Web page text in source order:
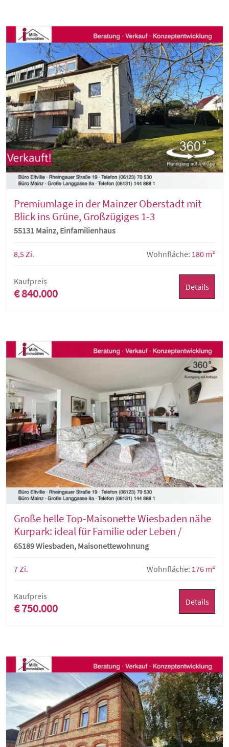
Premiumlage in der Mainzer Oberstadt mit
Blick ins Grüne, Großzügiges 1-3
Familienhaus mit Terrasse, sonnigem Garten
55131 Mainz, Einfamilienhaus
8,5 Zi. Wohnfläche: 180 m²
Kaufpreis
€ 840.000 Details
Große helle Top-Maisonette Wiesbaden nähe
Kurpark: ideal für Familie oder Leben /
Arbeiten
65189 Wiesbaden, Maisonettewohnung
7 Zi. Wohnfläche: 176 m²
Kaufpreis
€ 750.000 Details